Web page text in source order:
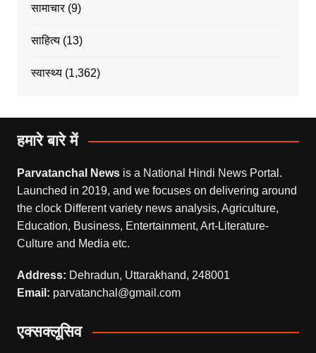
सामाचार(9)
साहित्य(13)
स्वास्थ्य(1,362)
हमारे बारे में
Parvatanchal Newsis a National Hindi News Portal.
Launched in 2019, and we focuses on delivering around
the clock Different variety news analysis, Agriculture,
Education, Business, Entertainment, Art-Literature-
Culture and Media etc.
Address: Dehradun, Uttarakhand, 248001
Email: parvatanchal@gmail.com
एक्सक्लूसिव